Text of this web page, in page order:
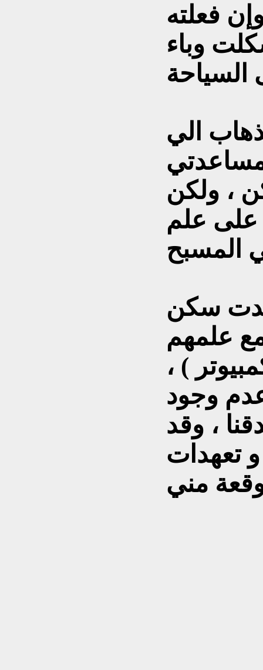
فعلته
وباء
الي
، ولكن
على علم
سكن
علمهم
) ،
وجود
، وقد
تعهدات